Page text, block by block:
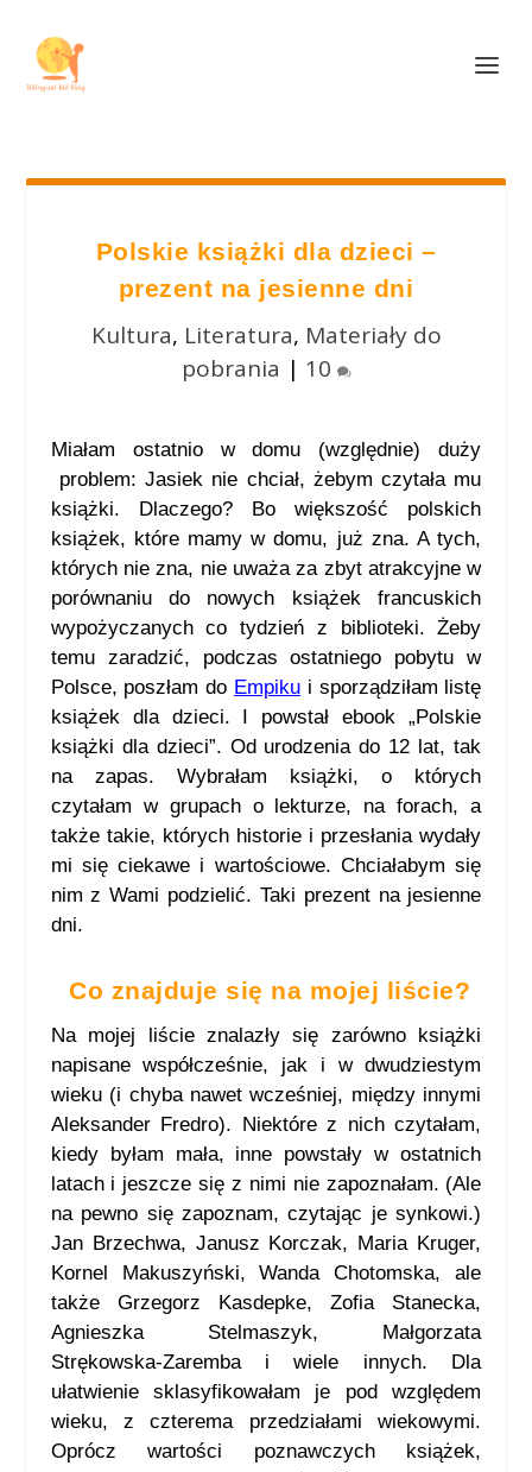
Polskie książki dla dzieci –
prezent na jesienne dni
Kultura, Literatura, Materiały do
pobrania | 10
Miałam ostatnio w domu (względnie) duży
problem: Jasiek nie chciał, żebym czytała mu
książki. Dlaczego? Bo większość polskich
książek, które mamy w domu, już zna. A tych,
których nie zna, nie uważa za zbyt atrakcyjne w
porównaniu do nowych książek francuskich
wypożyczanych co tydzień z biblioteki. Żeby
temu zaradzić, podczas ostatniego pobytu w
Polsce, poszłam do Empiku i sporządziłam listę
książek dla dzieci. I powstał ebook „Polskie
książki dla dzieci”. Od urodzenia do 12 lat, tak
na zapas. Wybrałam książki, o których
czytałam w grupach o lekturze, na forach, a
także takie, których historie i przesłania wydały
mi się ciekawe i wartościowe. Chciałabym się
nim z Wami podzielić. Taki prezent na jesienne
dni.
Co znajduje się na mojej liście?
Na mojej liście znalazły się zarówno książki
napisane współcześnie, jak i w dwudziestym
wieku (i chyba nawet wcześniej, między innymi
Aleksander Fredro). Niektóre z nich czytałam,
kiedy byłam mała, inne powstały w ostatnich
latach i jeszcze się z nimi nie zapoznałam. (Ale
na pewno się zapoznam, czytając je synkowi.)
Jan Brzechwa, Janusz Korczak, Maria Kruger,
Kornel Makuszyński, Wanda Chotomska, ale
także Grzegorz Kasdepke, Zofia Stanecka,
Agnieszka Stelmaszyk, Małgorzata
Strękowska-Zaremba i wiele innych. Dla
ułatwienie sklasyfikowałam je pod względem
wieku, z czterema przedziałami wiekowymi.
Oprócz wartości poznawczych książek,